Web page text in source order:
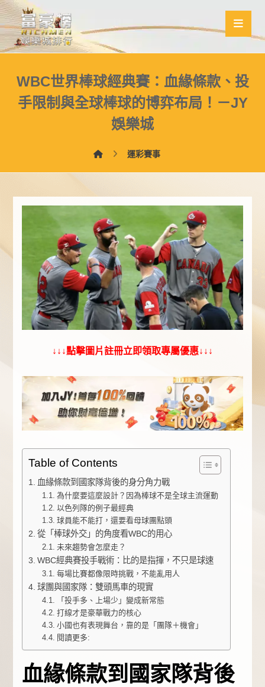
WBC世界棒球經典賽：血緣條款、投
手限制與全球棒球的博弈布局！－JY
娛樂城
運彩賽事
↓↓↓點擊圖片註冊立即領取專屬優惠↓↓↓
Table of Contents
血緣條款到國家隊背後的身分角力戰
為什麼要這麼設計？因為棒球不是全球主流運動
以色列隊的例子最經典
球員能不能打，還要看母球團點頭
從「棒球外交」的角度看WBC的用心
未來趨勢會怎麼走？
WBC經典賽投手戰術：比的是指揮，不只是球速
每場比賽都像限時挑戰，不能亂用人
球團與國家隊：雙頭馬車的現實
「投手多、上場少」變成新常態
打線才是豪華戰力的核心
小國也有表現舞台，靠的是「團隊＋機會」
閱讀更多:
血緣條款到國家隊背後